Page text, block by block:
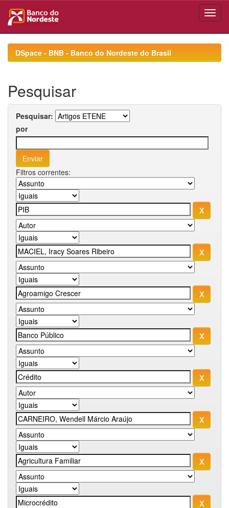
navigationDSpace - BNB - Banco do Nordeste do Brasil
Pesquisar
Pesquisar:
por
Filtros correntes: